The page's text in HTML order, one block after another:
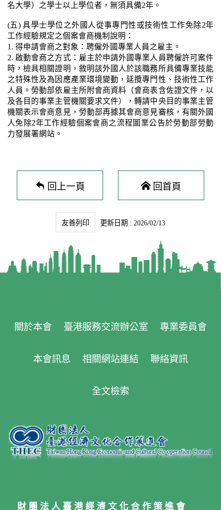
名大學）之學士以上學位者，無須具備2年。
(五) 具學士學位之外國人從事專門性或技術性工作免除2年
工作經驗規定之個案會商機制說明：
1. 得申請會商之對象：聘僱外國專業人員之雇主。
2. 啟動會商之方式：雇主於申請外國專業人員聘僱許可案件
時，檢具相關證明，敘明該外國人於該職務所具備專業技能
之特殊性及為因應產業環境變動，延攬專門性、技術性工作
人員。勞動部依雇主所附會商資料（會商表含佐證文件，以
及各目的事業主管機關要求文件），轉請中央目的事業主管
機關表示會商意見，勞動部再據其會商意見審核，有關外國
人免除2年工作經驗個案會商之流程圖業公告於勞動部勞動
力發展署網站。
回上一頁 回首頁
友善列印 更新日期 : 2026/02/13
關於本會 臺港服務交流辦公室 專業委員會
本會訊息 相關網站連結 聯絡資訊
全文檢索
財團法人臺港經濟文化合作策進會